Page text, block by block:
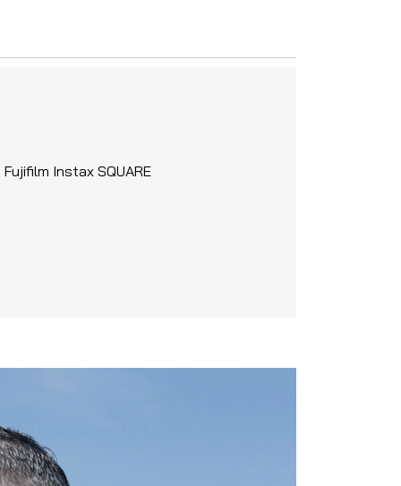
Instax SQUARE